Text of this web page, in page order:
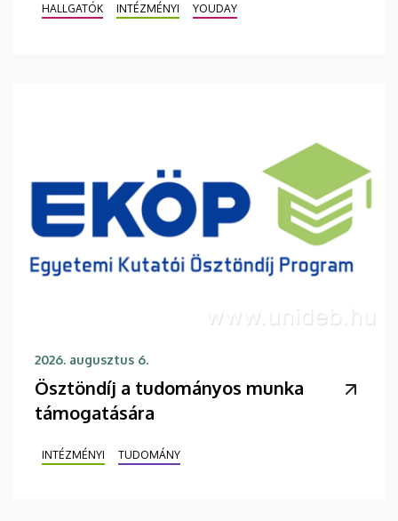
HALLGATÓK INTÉZMÉNYI YOUDAY
2026. augusztus 6.
Ösztöndíj a tudományos munka
támogatására
INTÉZMÉNYI TUDOMÁNY